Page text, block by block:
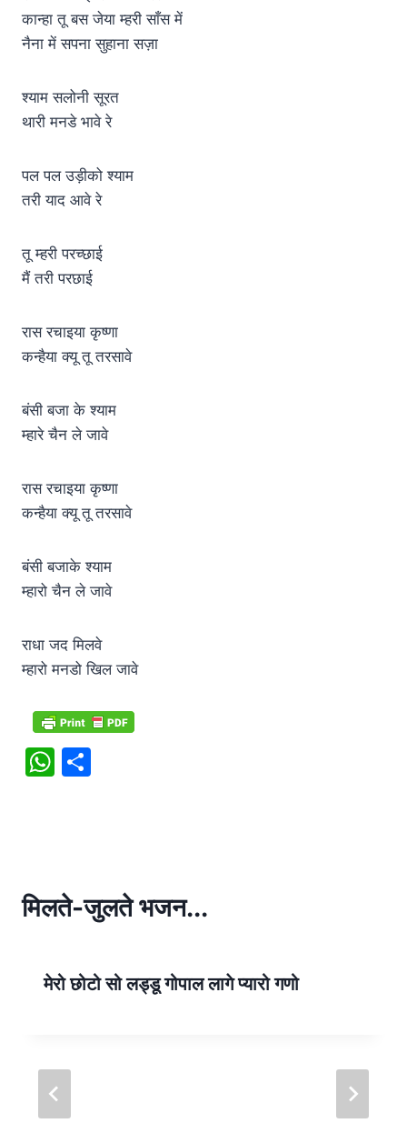
कान्हा तू बस जेया म्हरी साँस में
नैना में सपना सुहाना सज़ा
श्याम सलोनी सूरत
थारी मनडे भावे रे
पल पल उड़ीको श्याम
तरी याद आवे रे
तू म्हरी परच्छाई
मैं तरी परछाई
रास रचाइया कृष्णा
कन्हैया क्यू तू तरसावे
बंसी बजा के श्याम
म्हारे चैन ले जावे
रास रचाइया कृष्णा
कन्हैया क्यू तू तरसावे
बंसी बजाके श्याम
म्हारो चैन ले जावे
राधा जद मिलवे
म्हारो मनडो खिल जावे
W
p
मिलते-जुलते भजन...
मेरो छोटो सो लड्डू गोपाल लागे प्यारो गणो